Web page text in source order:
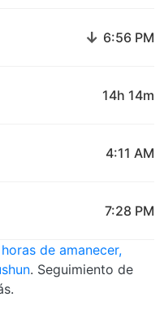
↓ 6:56 PM
14h 14m
4:11 AM
7:28 PM
horas de amanecer,
. Seguimiento de